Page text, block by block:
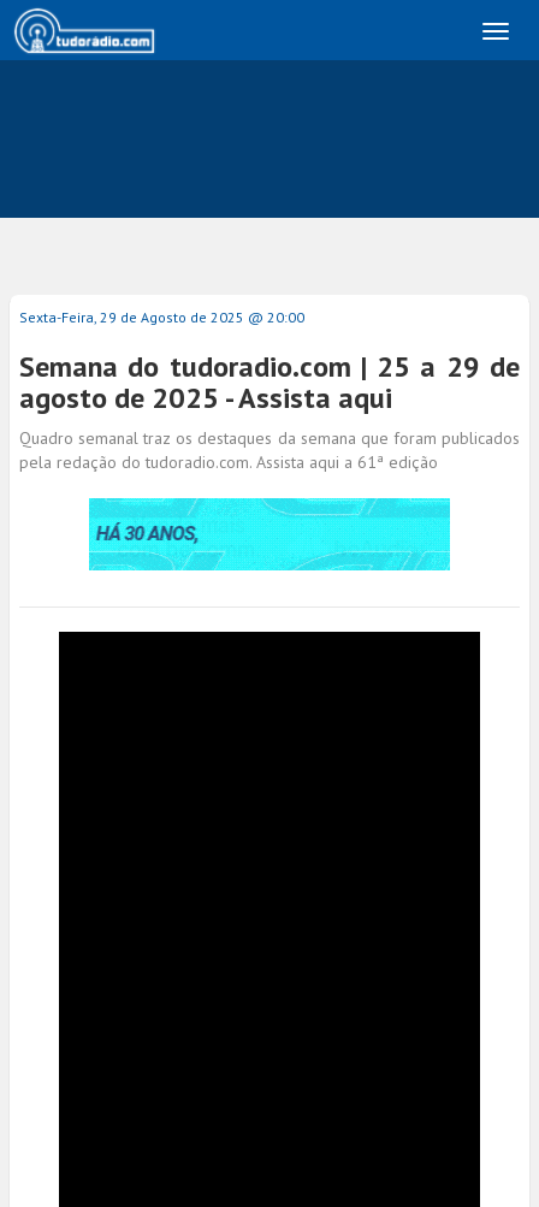
Sexta-Feira, 29 de Agosto de 2025 @ 20:00
Semana do tudoradio.com | 25 a 29 de
agosto de 2025 - Assista aqui
Quadro semanal traz os destaques da semana que foram publicados
pela redação do tudoradio.com. Assista aqui a 61ª edição